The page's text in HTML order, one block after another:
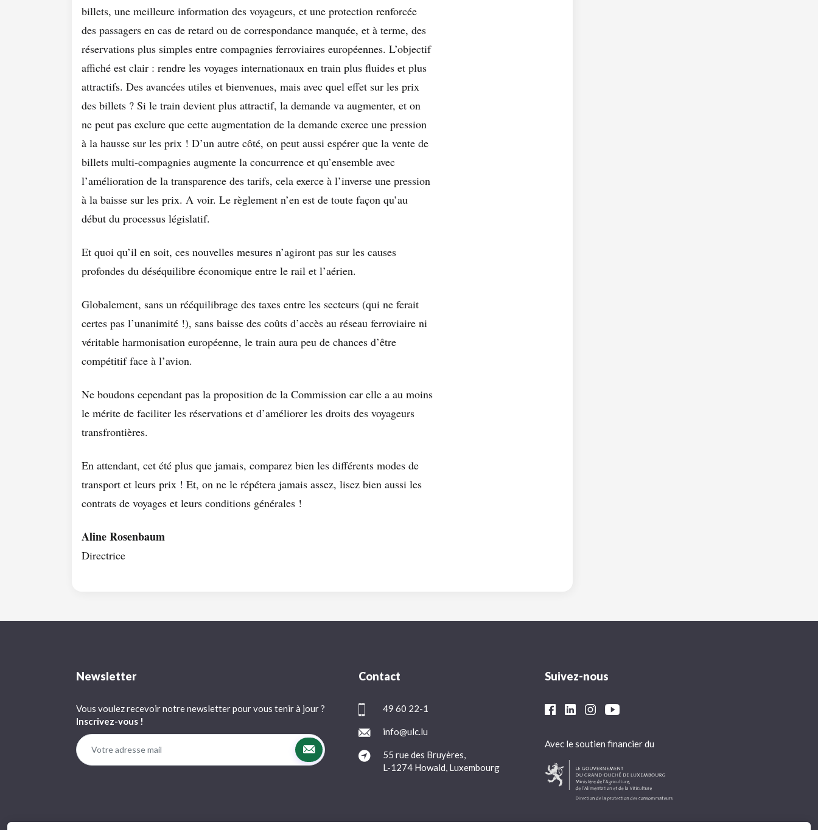
billets, une meilleure information des voyageurs, et une protection renforcée
des passagers en cas de retard ou de correspondance manquée, et à terme, des
réservations plus simples entre compagnies ferroviaires européennes. L’objectif
affiché est clair : rendre les voyages internationaux en train plus fluides et plus
attractifs. Des avancées utiles et bienvenues, mais avec quel effet sur les prix
des billets ? Si le train devient plus attractif, la demande va augmenter, et on
ne peut pas exclure que cette augmentation de la demande exerce une pression
à la hausse sur les prix ! D’un autre côté, on peut aussi espérer que la vente de
billets multi-­compagnies augmente la concurrence et qu’ensemble avec
l’amélioration de la transparence des tarifs, cela exerce à l’inverse une pression
à la baisse sur les prix. A voir. Le règlement n’en est de toute façon qu’au
début du processus législatif.
Et quoi qu’il en soit, ces nouvelles mesures n’agiront pas sur les causes
profondes du déséquilibre économique entre le rail et l’aérien.
Globalement, sans un rééquilibrage des taxes entre les secteurs (qui ne ferait
certes pas l’unanimité !), sans baisse des coûts d’accès au réseau ferroviaire ni
véritable harmonisation européenne, le train aura peu de chances d’être
compétitif face à l’avion.
Ne boudons cependant pas la proposition de la Commission car elle a au moins
le mérite de faciliter les réservations et d’améliorer les droits des voyageurs
transfrontières.
En attendant, cet été plus que jamais, comparez bien les différents modes de
transport et leurs prix ! Et, on ne le répétera jamais assez, lisez bien aussi les
contrats de voyages et leurs conditions générales !
Aline Rosenbaum
Directrice
Newsletter
Vous voulez recevoir notre newsletter pour vous tenir à jour ?
Inscrivez-vous !
Contact
49 60 22-1
info@ulc.lu
55 rue des Bruyères,
L-1274 Howald, Luxembourg
Suivez-nous
Avec le soutien financier du